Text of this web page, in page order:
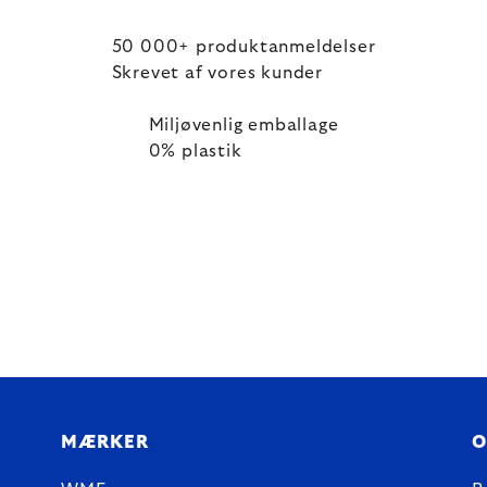
50 000+ produktanmeldelser
Skrevet af vores kunder
Miljøvenlig emballage
0% plastik
MÆRKER